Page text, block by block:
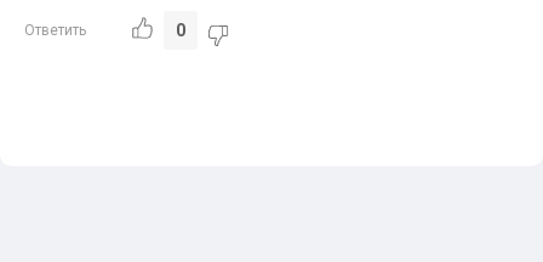
Ответить 0